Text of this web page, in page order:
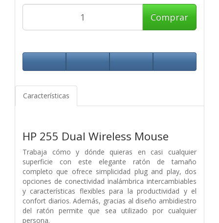
Comprar
Características
HP 255 Dual Wireless Mouse
Trabaja cómo y dónde quieras en casi cualquier
superficie con este elegante ratón de tamaño
completo que ofrece simplicidad plug and play, dos
opciones de conectividad inalámbrica intercambiables
y características flexibles para la productividad y el
confort diarios. Además, gracias al diseño ambidiestro
del ratón permite que sea utilizado por cualquier
persona.